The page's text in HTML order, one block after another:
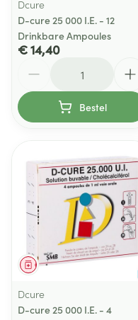
Dcure
D-cure 25 000 I.E. - 12
Drinkbare Ampoules
€ 14,40
Bestel
Geneesmiddel
Dcure
D-cure 25 000 I.E. - 4